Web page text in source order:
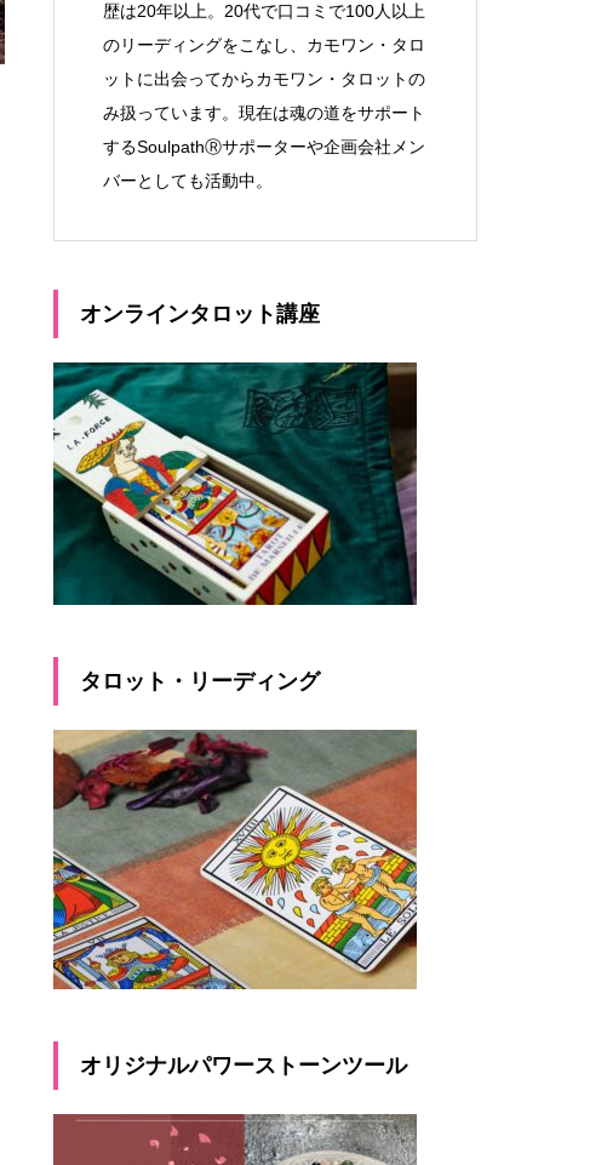
歴は20年以上。20代で口コミで100人以上
のリーディングをこなし、カモワン・タロ
ットに出会ってからカモワン・タロットの
み扱っています。現在は魂の道をサポート
するSoulpathⓇサポーターや企画会社メン
バーとしても活動中。
オンラインタロット講座
タロット・リーディング
オリジナルパワーストーンツール